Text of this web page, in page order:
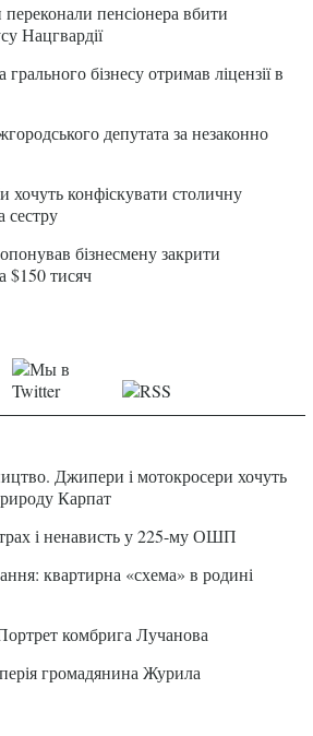
пенсіонера вбити
Нацгвардії
бізнесу отримав ліцензії в
депутата за незаконно
хочуть конфіскувати столичну
сестру
бізнесмену закрити
$150 тисяч
Джипери і мотокросери хочуть
Карпат
і ненависть у 225-му ОШП
квартирна «схема» в родині
комбрига Лучанова
громадянина Журила